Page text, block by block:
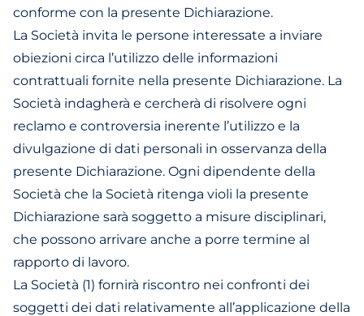
conforme con la presente Dichiarazione.
La Società invita le persone interessate a inviare
obiezioni circa l’utilizzo delle informazioni
contrattuali fornite nella presente Dichiarazione. La
Società indagherà e cercherà di risolvere ogni
reclamo e controversia inerente l’utilizzo e la
divulgazione di dati personali in osservanza della
presente Dichiarazione. Ogni dipendente della
Società che la Società ritenga violi la presente
Dichiarazione sarà soggetto a misure disciplinari,
che possono arrivare anche a porre termine al
rapporto di lavoro.
La Società (1) fornirà riscontro nei confronti dei
soggetti dei dati relativamente all’applicazione della